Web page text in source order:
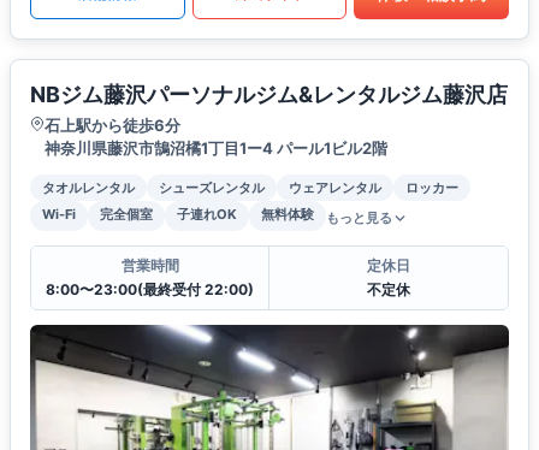
NBジム藤沢パーソナルジム&レンタルジム藤沢店
石上駅から徒歩6分
神奈川県藤沢市鵠沼橘1丁目1ー4 パール1ビル2階
タオルレンタル シューズレンタル ウェアレンタル
ロッカー
Wi-Fi
完全個室 子連れOK 無料体験 もっと見る
営業時間
8:00〜23:00(最終受付 22:00)
定休日
不定休